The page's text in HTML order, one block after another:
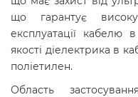
що гарантує високу
експлуатації кабелю
якості діелектрика в
поліетилен.
Область